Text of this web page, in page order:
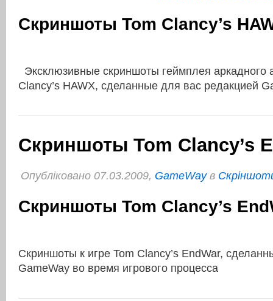
Скриншоты Tom Clancy’s
Эксклюзивные скриншоты геймплея аркадного
Clancy’s HAWX, сделанные для вас редакцией
Скриншоты Tom Clancy’s
Опубліковано 07.03.2009, GameWayв
Скриншоты Tom Clancy’s
Скриншоты к игре Tom Clancy’s EndWar,
GameWay во время игрового процесса